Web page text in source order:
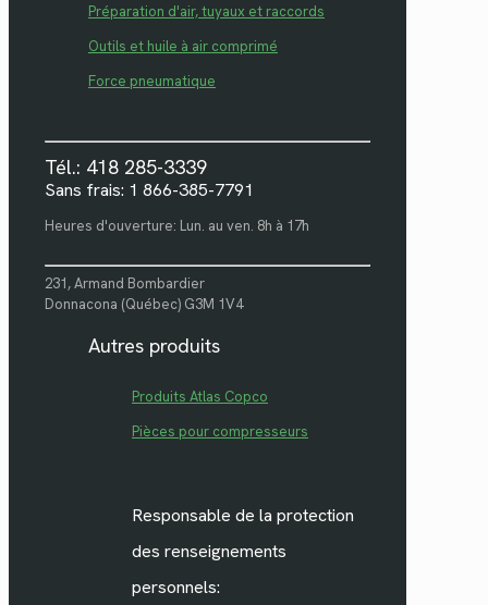
Préparation d'air, tuyaux et raccords
Outils et huile à air comprimé
Force pneumatique
Tél.: 418 285-3339
Sans frais: 1 866-385-7791
Heures d'ouverture: Lun. au ven. 8h à 17h
231, Armand Bombardier
Donnacona (Québec) G3M 1V4
Autres produits
Produits Atlas Copco
Pièces pour compresseurs
Responsable de la protection
des renseignements
personnels: